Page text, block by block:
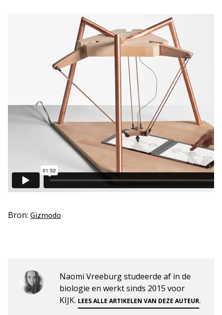
Bron: Gizmodo
Naomi Vreeburg studeerde af in de
biologie en werkt sinds 2015 voor
KIJK. LEES ALLE ARTIKELEN VAN DEZE AUTEUR.